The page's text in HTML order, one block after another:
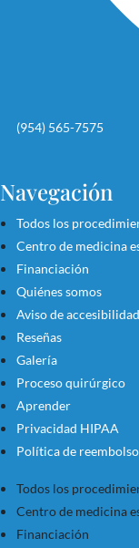
(954) 565-7575
Navegación
Todos los
Centro de medicina
Financiación
Quiénes somos
Aviso de accesibilidad
Reseñas
Galería
Proceso quirúrgico
Aprender
Privacidad HIPAA
Política de
Todos los
Centro de medicina
Financiación